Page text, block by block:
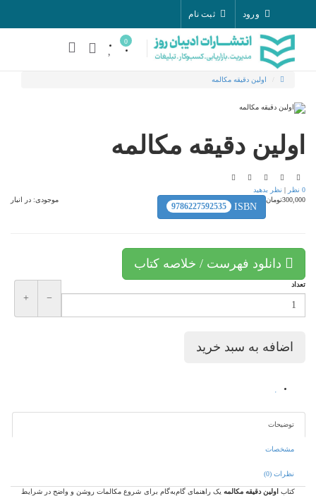
ورود ثبت نام
0
اولین دقیقه مکالمه
اولین دقیقه مکالمه
0 نظر | نظر بدهید
موجودی: در انبار 300,000تومان
ISBN
9786227592535
دانلود فهرست / خلاصه کتاب
تعداد
−
+
توضیحات
مشخصات
نظرات (0)
کتاباولین دقیقه مکالمه یک راهنمای گام‌به‌گام برای شروع مکالمات روشن و واضح در شرایط